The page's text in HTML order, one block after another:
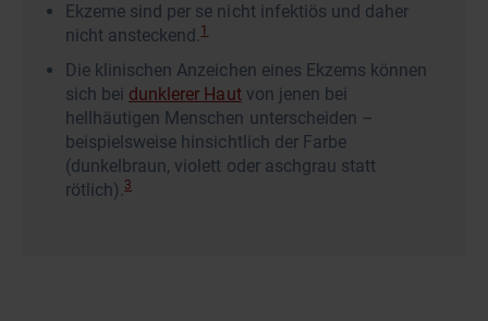
Ekzeme sind per se nicht infektiös und daher
nicht ansteckend.1
Die klinischen Anzeichen eines Ekzems können
sich bei dunklerer Hautvon jenen bei
hellhäutigen Menschen unterscheiden –
beispielsweise hinsichtlich der Farbe
(dunkelbraun, violett oder aschgrau statt
rötlich).3